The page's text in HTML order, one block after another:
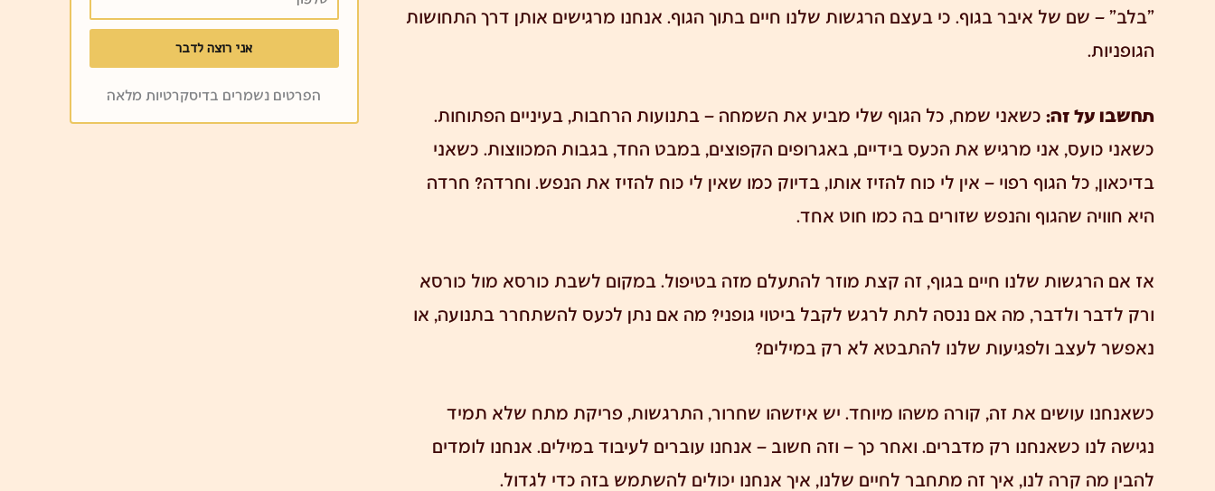
"בלב" – שם של איבר בגוף. כי בעצם הרגשות שלנו חיים בתוך הגוף. אנחנו מרגישים אותן דרך התחושות
הגופניות.
תחשבו על זה: כשאני שמח, כל הגוף שלי מביע את השמחה – בתנועות הרחבות, בעיניים הפתוחות.
כשאני כועס, אני מרגיש את הכעס בידיים, באגרופים הקפוצים, במבט החד, בגבות המכווצות. כשאני
בדיכאון, כל הגוף רפוי – אין לי כוח להזיז אותו, בדיוק כמו שאין לי כוח להזיז את הנפש. וחרדה? חרדה
היא חוויה שהגוף והנפש שזורים בה כמו חוט אחד.
אז אם הרגשות שלנו חיים בגוף, זה קצת מוזר להתעלם מזה בטיפול. במקום לשבת כורסא מול כורסא
ורק לדבר ולדבר, מה אם ננסה לתת לרגש לקבל ביטוי גופני? מה אם נתן לכעס להשתחרר בתנועה, או
נאפשר לעצב ולפגיעות שלנו להתבטא לא רק במילים?
כשאנחנו עושים את זה, קורה משהו מיוחד. יש איזשהו שחרור, התרגשות, פריקת מתח שלא תמיד
נגישה לנו כשאנחנו רק מדברים. ואחר כך – וזה חשוב – אנחנו עוברים לעיבוד במילים. אנחנו לומדים
להבין מה קרה לנו, איך זה מתחבר לחיים שלנו, איך אנחנו יכולים להשתמש בזה כדי לגדול.
אני רוצה לדבר
הפרטים נשמרים בדיסקרטיות מלאה